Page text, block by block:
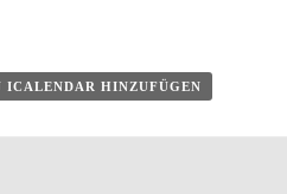
ICALENDAR HINZUFÜGEN